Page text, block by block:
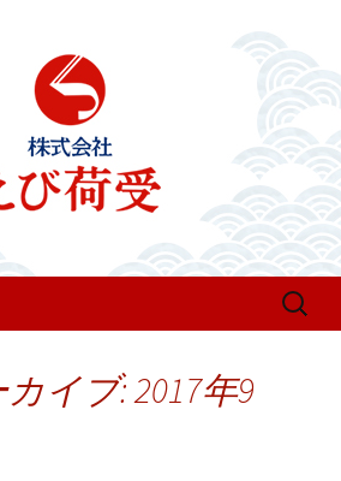
知らせ
検
イブ: 2017年9